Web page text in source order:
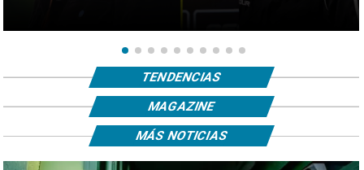
TENDENCIAS
MAGAZINE
MÁS NOTICIAS